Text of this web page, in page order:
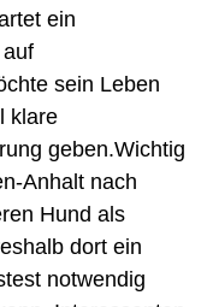
ein
sein Leben
klare
geben.Wichtig
Anhalt nach
Hund als
dort ein
notwendig